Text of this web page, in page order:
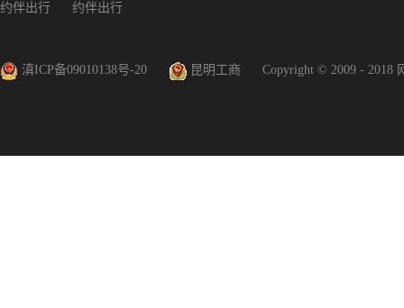
约伴出行 约伴出行
滇ICP备09010138号-20 昆明工商 Copyright © 2009 - 2018